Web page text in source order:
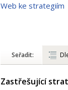
Web ke strategiím
Seřadit:
Zastřešující